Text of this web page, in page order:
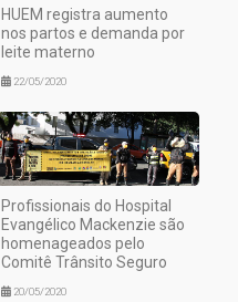
HUEM registra aumento
nos partos e demanda por
leite materno
22/05/2020
Profissionais do Hospital
Evangélico Mackenzie são
homenageados pelo
Comitê Trânsito Seguro
20/05/2020